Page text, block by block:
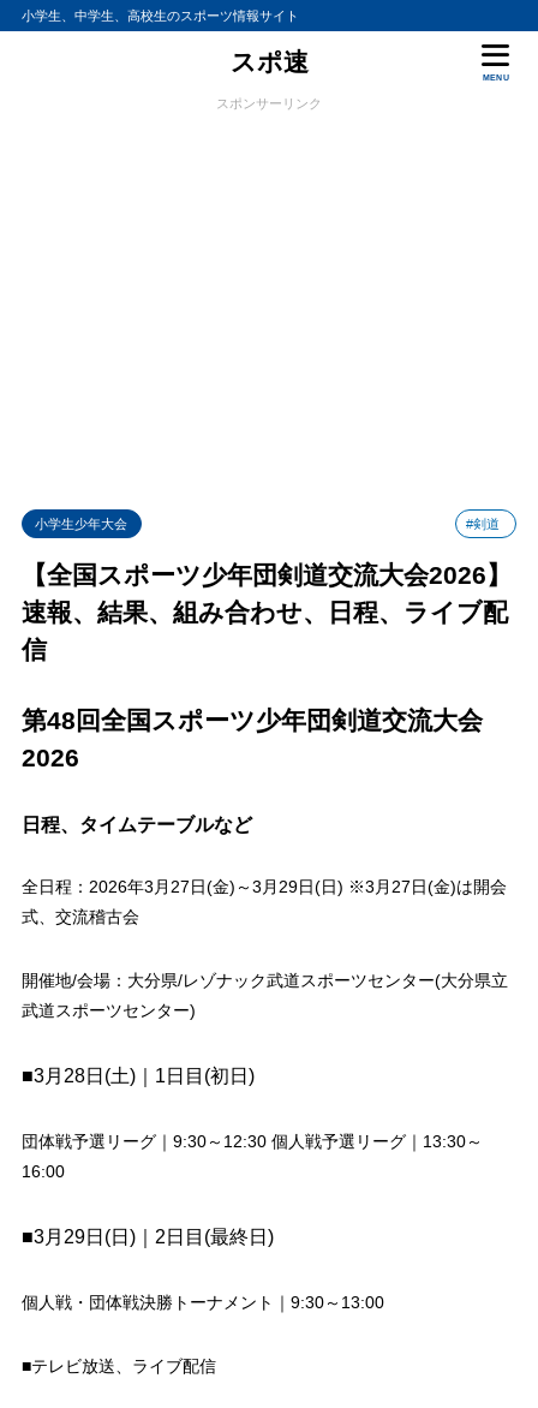
小学生、中学生、高校生のスポーツ情報サイト
スポ速
MENU
スポンサーリンク
小学生少年大会 #剣道
【全国スポーツ少年団剣道交流大会2026】
速報、結果、組み合わせ、日程、ライブ配
信
第48回全国スポーツ少年団剣道交流大会
2026
日程、タイムテーブルなど
全日程：2026年3月27日(金)～3月29日(日) ※3月27日(金)は開会
式、交流稽古会
開催地/会場：大分県/レゾナック武道スポーツセンター(大分県立
武道スポーツセンター)
■3月28日(土)｜1日目(初日)
団体戦予選リーグ｜9:30～12:30 個人戦予選リーグ｜13:30～
16:00
■3月29日(日)｜2日目(最終日)
個人戦・団体戦決勝トーナメント｜9:30～13:00
■テレビ放送、ライブ配信